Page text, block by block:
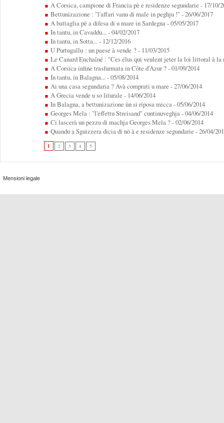
A Corsica, campione di Francia pè e residenze segundarie - 17/10/
Bettunizazione : "l'affari vanu di male in peghju !"- 26/06/2017
A battaglia pè a difesa di u mare in Sardegna- 05/05/2017
In tantu, in Cavaddu...- 04/02/2017
In tantu, in Sotta...- 12/12/2016
U Purtugallu : un paese à vende ?- 11/03/2015
Le Canard Enchaîné : "Ces élus qui veulent jeter la loi littoral à la
A Corsica infine trasfurmata in Côte d'Azur ?- 01/09/2014
In tantu, in Balagna...- 05/08/2014
Ai una casa segundaria ? Avà comprati u mare - 27/06/2014
A Grecia vende u so liturale - 14/06/2014
In Balagna, a bettunizazione ùn si riposa micca- 05/06/2014
Georges Mela : "l'effettu Streisand" cuntinuveghja- 04/06/2014
Ci lascerà un pezzu di machja Georges Mela ?- 02/06/2014
Quandu a Sguizzera dicia di nò à e residenze segundarie - 26/04/
1 2 3 4 5
Mensioni legale